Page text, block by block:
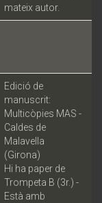
mateix autor.
Edició de
manuscrit:
Multicòpies MAS -
Caldes de
Malavella
(Girona)
Hi ha paper de
Trompeta B (3r.) -
Està amb